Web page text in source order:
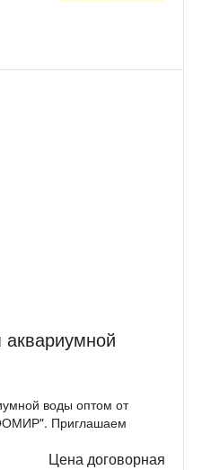
воды оптом от
Приглашаем
Цена договорная